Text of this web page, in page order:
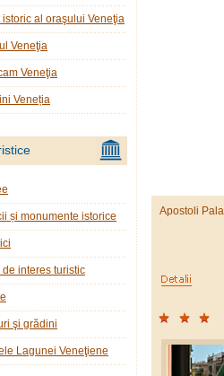
Apostoli
istoric al oraşului Veneţia
Veneţia
Veneţia
Veneția
și monumente istorice
de interes turistic
şi grădini
Lagunei Veneţiene